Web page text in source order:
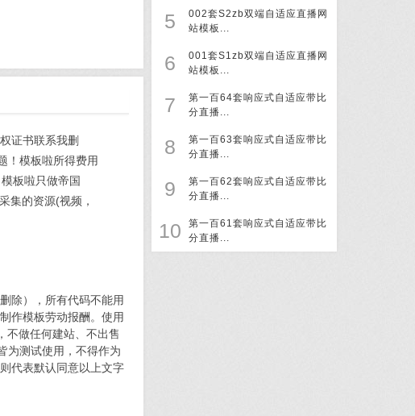
证书联系我删
！模板啦所得费用
板啦只做帝国
集的资源(视频，
除），所有代码不能用
作模板劳动报酬。使用
不做任何建站、不出售
为测试使用，不得作为
代表默认同意以上文字
5
002套S2zb双端自适应直播网
站模板...
6
001套S1zb双端自适应直播网
站模板...
7
第一百64套响应式自适应带比
分直播...
8
第一百63套响应式自适应带比
分直播...
9
第一百62套响应式自适应带比
分直播...
10
第一百61套响应式自适应带比
分直播...